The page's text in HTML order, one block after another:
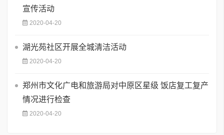
宣传活动
2020-04-20
湖光苑社区开展全城清洁活动
2020-04-20
郑州市文化广电和旅游局对中原区星级 饭店复工复产
情况进行检查
2020-04-20